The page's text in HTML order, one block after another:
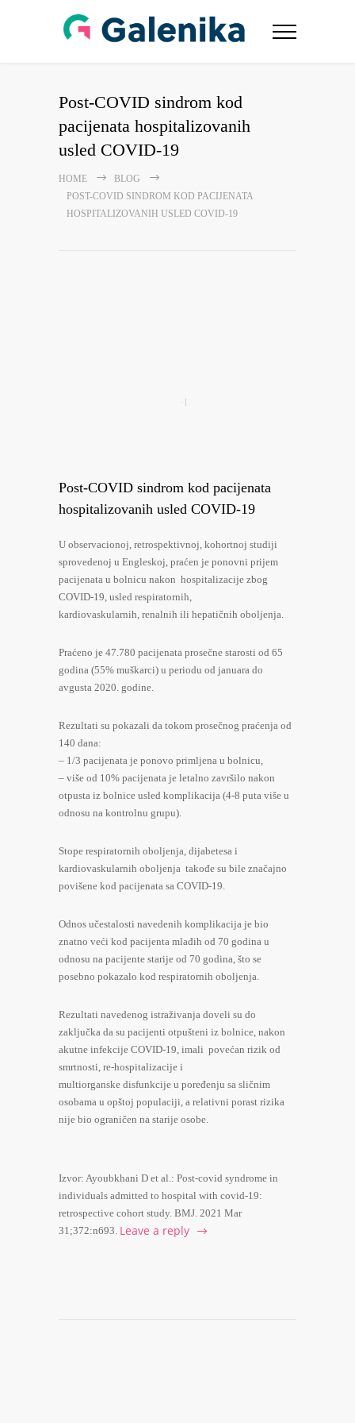
Post-COVID sindrom kod
pacijenata hospitalizovanih
usled COVID-19
HOME
BLOG
POST-COVID SINDROM KOD PACIJENATA
HOSPITALIZOVANIH USLED COVID-19
Post-COVID sindrom kod pacijenata
hospitalizovanih usled COVID-19
U observacionoj, retrospektivnoj, kohortnoj studiji
sprovedenoj u Engleskoj, praćen je ponovni prijem
pacijenata u bolnicu nakon hospitalizacije zbog
COVID-19, usled respiratornih,
kardiovaskularnih, renalnih ili hepatičnih oboljenja.
Praćeno je 47.780 pacijenata prosečne starosti od 65
godina (55% muškarci) u periodu od januara do
avgusta 2020. godine.
Rezultati su pokazali da tokom prosečnog praćenja od
140 dana:
– 1/3 pacijenata je ponovo primljena u bolnicu,
– više od 10% pacijenata je letalno završilo nakon
otpusta iz bolnice usled komplikacija (4-8 puta više u
odnosu na kontrolnu grupu).
Stope respiratornih oboljenja, dijabetesa i
kardiovaskularnih oboljenja takođe su bile značajno
povišene kod pacijenata sa COVID-19.
Odnos učestalosti navedenih komplikacija je bio
znatno veći kod pacijenta mlađih od 70 godina u
odnosu na pacijente starije od 70 godina, što se
posebno pokazalo kod respiratornih oboljenja.
Rezultati navedenog istraživanja doveli su do
zaključka da su pacijenti otpušteni iz bolnice, nakon
akutne infekcije COVID-19, imali povećan rizik od
smrtnosti, re-hospitalizacije i
multiorganske disfunkcije u poređenju sa sličnim
osobama u opštoj populaciji, a relativni porast rizika
nije bio ograničen na starije osobe.
Izvor: Ayoubkhani D et al.: Post-covid syndrome in
individuals admitted to hospital with covid-19:
retrospective cohort study. BMJ. 2021 Mar
31;372:n693. Leave a reply